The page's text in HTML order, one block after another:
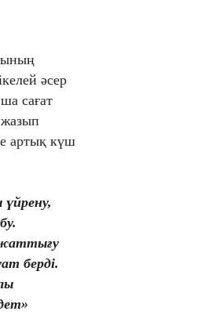
әсер
сағат
жазып
артық күш
жаттығу
берді.